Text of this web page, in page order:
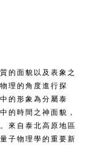
的面貌以及表象之
理的角度進行探
的形象為分屬泰
的時間之神面貌，
來自泰北高原地區
子物理學的重要新